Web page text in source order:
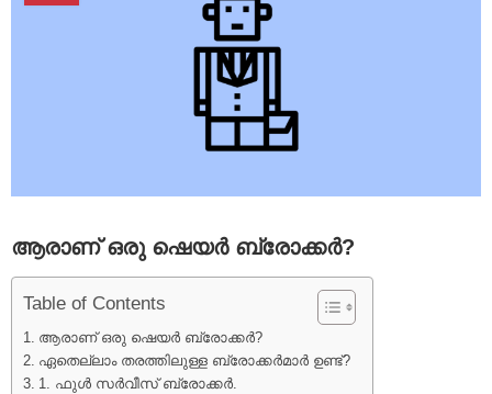
ആരാണ് ഒരു ഷെയർ ബ്രോക്കർ?
Table of Contents
ആരാണ് ഒരു ഷെയർ ബ്രോക്കർ?
ഏതെല്ലാം തരത്തിലുള്ള ബ്രോക്കർമാർ ഉണ്ട്?
1. ഫുൾ സർവീസ് ബ്രോക്കർ.